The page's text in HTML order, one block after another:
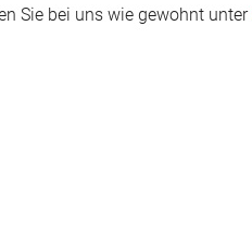
Sie bei uns wie gewohnt unter